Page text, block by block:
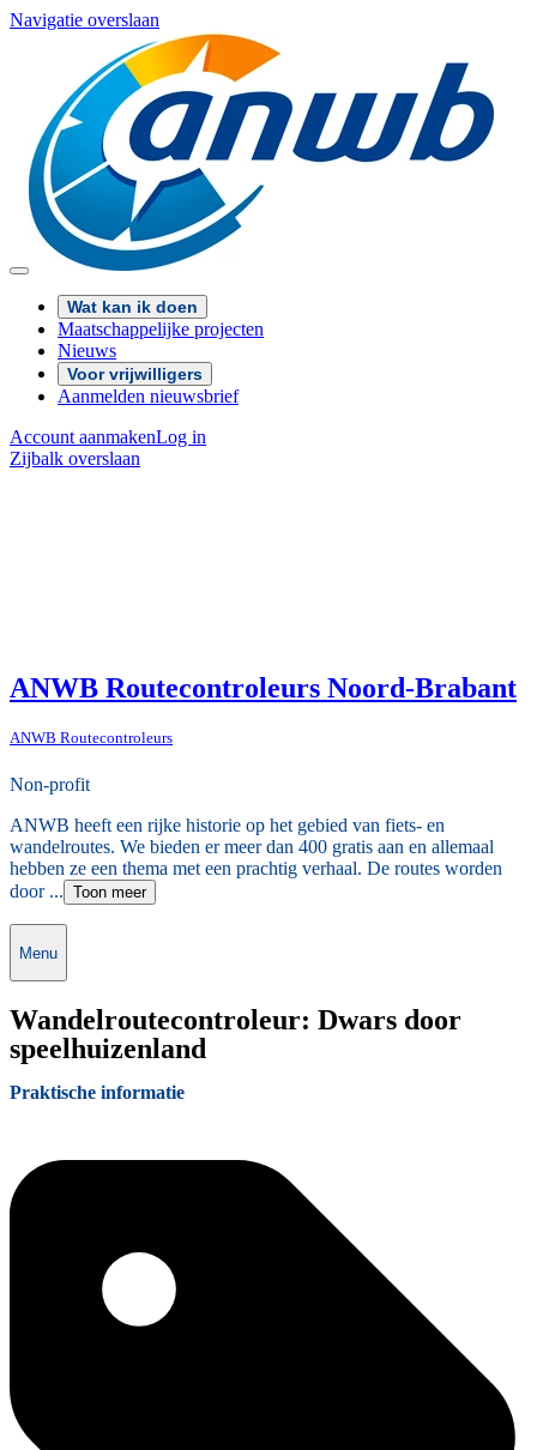
Navigatie overslaan
Wat kan ik doen
Maatschappelijke projecten
Nieuws
Voor vrijwilligers
Aanmelden nieuwsbrief
Account aanmakenLog in
Zijbalk overslaan
ANWB Routecontroleurs Noord-Brabant
ANWB Routecontroleurs
Non-profit
ANWB heeft een rijke historie op het gebied van fiets- en
wandelroutes. We bieden er meer dan 400 gratis aan en allemaal
hebben ze een thema met een prachtig verhaal. De routes worden
door ... Toon meer
Menu
Wandelroutecontroleur: Dwars door
speelhuizenland
Praktische informatie